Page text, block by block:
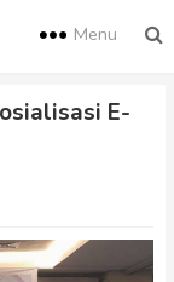
Menu
E-